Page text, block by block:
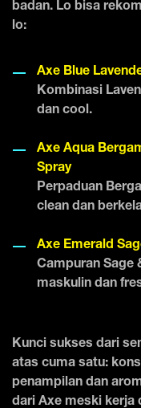
badan. Lo bisa
lo:
Axe Blue
Kombinasi
dan cool.
Axe Aqua
Spray
Perpaduan
clean dan
Axe Emerald
Campuran Sage
maskulin dan
Kunci sukses dari
atas cuma satu:
penampilan dan
dari Axe meski kerja